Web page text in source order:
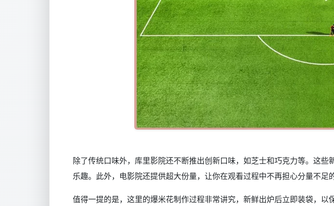
除了传统口味外，库里影院还不断推出创新口味，如芝士和巧克力等。这
乐趣。此外，电影院还提供超大份量，让你在观看过程中不再担心分量不足
值得一提的是，这里的爆米花制作过程非常讲究，新鲜出炉后立即装袋，